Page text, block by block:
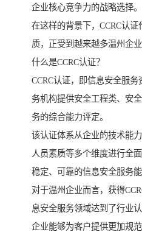
企业核心竞争力的战略选择。
在这样的背景下，CCRC认
质，正受到越来越多温州企业
什么是CCRC认证？
CCRC认证，即信息安全服
务机构提供安全工程类、安
务的综合能力评定。
该认证体系从企业的技术能
人员素质等多个维度进行全
稳定、可靠的信息安全服务能
对于温州企业而言，获得
息安全服务领域达到了行业
企业能够为客户提供更加规